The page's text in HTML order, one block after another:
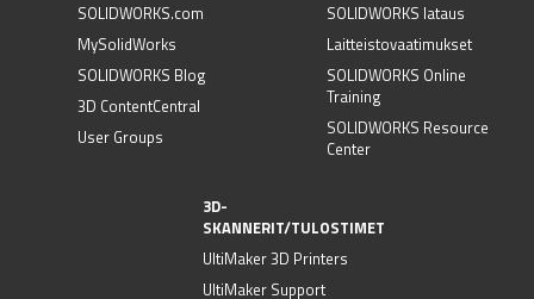
SOLIDWORKS.com
MySolidWorks
SOLIDWORKS Blog
3D ContentCentral
User Groups
SOLIDWORKS lataus
Laitteistovaatimukset
SOLIDWORKS Online
Training
SOLIDWORKS Resource
Center
3D-
SKANNERIT/TULOSTIMET
UltiMaker 3D Printers
UltiMaker Support